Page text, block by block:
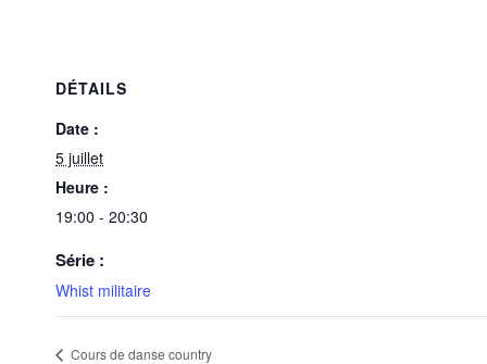
DÉTAILS
Date :
5 juillet
Heure :
19:00 - 20:30
Série :
Whist militaire
Cours de danse country